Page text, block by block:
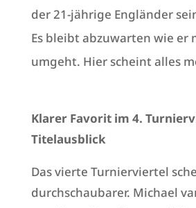
der 21-jährige Engländer
Es bleibt abzuwarten wie er
umgeht. Hier scheint alles
Klarer Favorit im 4.
Titelausblick
Das vierte Turnierviertel
durchschaubarer. Michael